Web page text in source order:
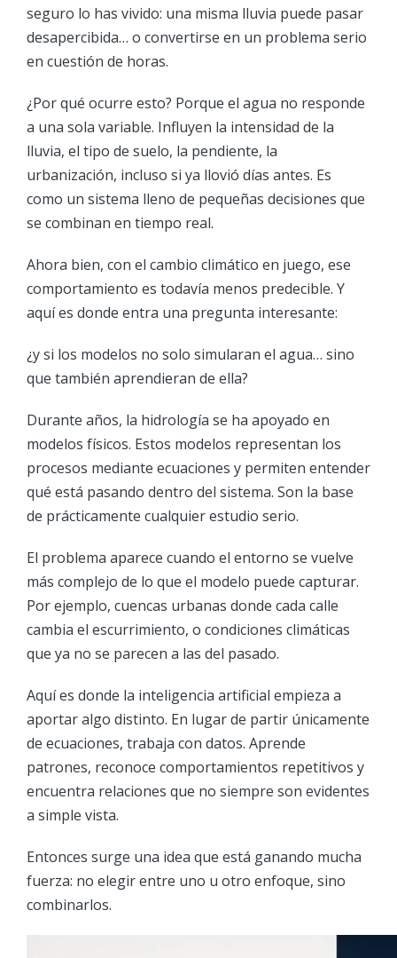
seguro lo has vivido: una misma lluvia puede pasar
desapercibida… o convertirse en un problema serio
en cuestión de horas.
¿Por qué ocurre esto? Porque el agua no responde
a una sola variable. Influyen la intensidad de la
lluvia, el tipo de suelo, la pendiente, la
urbanización, incluso si ya llovió días antes. Es
como un sistema lleno de pequeñas decisiones que
se combinan en tiempo real.
Ahora bien, con el cambio climático en juego, ese
comportamiento es todavía menos predecible. Y
aquí es donde entra una pregunta interesante:
¿y si los modelos no solo simularan el agua… sino
que también aprendieran de ella?
Durante años, la hidrología se ha apoyado en
modelos físicos. Estos modelos representan los
procesos mediante ecuaciones y permiten entender
qué está pasando dentro del sistema. Son la base
de prácticamente cualquier estudio serio.
El problema aparece cuando el entorno se vuelve
más complejo de lo que el modelo puede capturar.
Por ejemplo, cuencas urbanas donde cada calle
cambia el escurrimiento, o condiciones climáticas
que ya no se parecen a las del pasado.
Aquí es donde la inteligencia artificial empieza a
aportar algo distinto. En lugar de partir únicamente
de ecuaciones, trabaja con datos. Aprende
patrones, reconoce comportamientos repetitivos y
encuentra relaciones que no siempre son evidentes
a simple vista.
Entonces surge una idea que está ganando mucha
fuerza: no elegir entre uno u otro enfoque, sino
combinarlos.